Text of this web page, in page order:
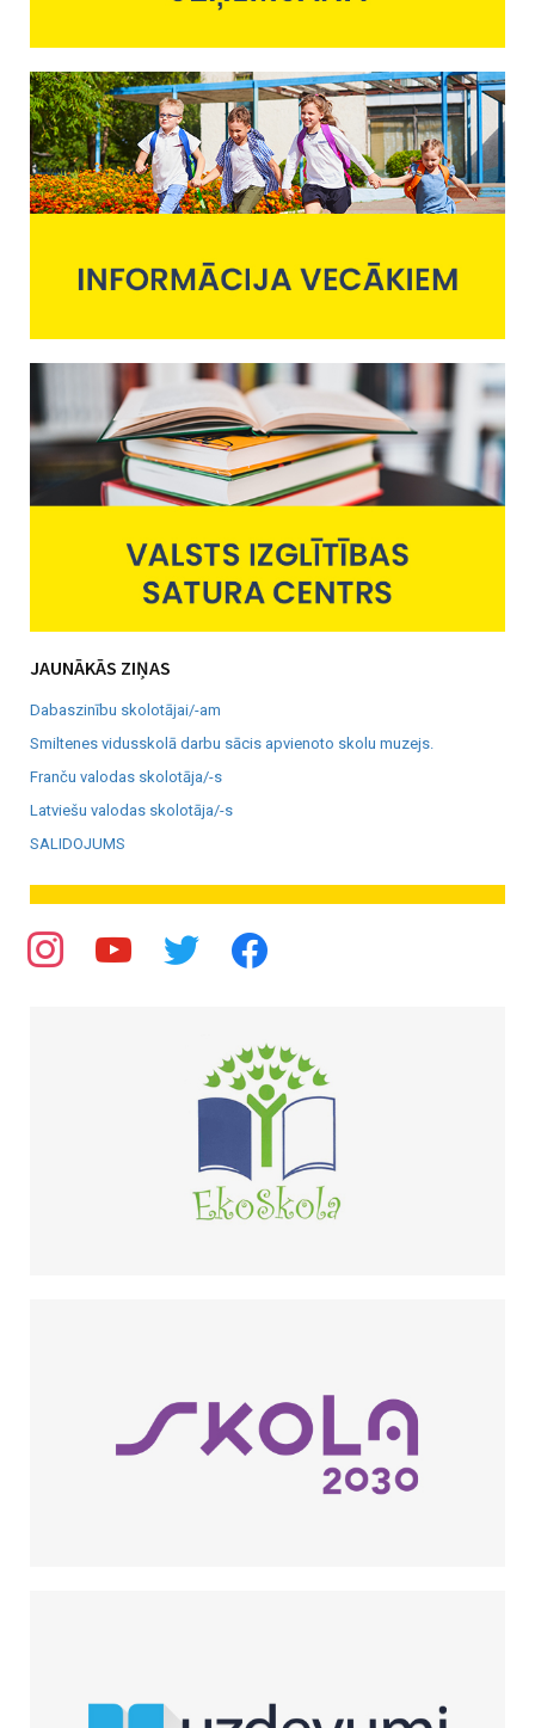
JAUNĀKĀS ZIŅAS
Dabaszinību skolotājai/-am
Smiltenes vidusskolā darbu sācis apvienoto skolu muzejs.
Franču valodas skolotāja/-s
Latviešu valodas skolotāja/-s
SALIDOJUMS